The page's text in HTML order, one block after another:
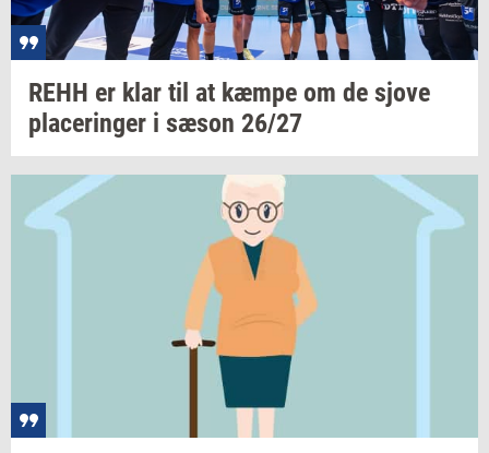
REHH er klar til at kæmpe om de sjove
pla­ce­rin­ger i sæson 26/27